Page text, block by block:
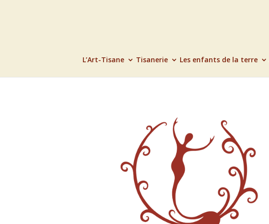
L’Art-Tisane Tisanerie Les enfants de la terre